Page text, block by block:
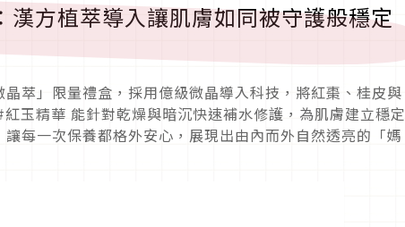
漢方植萃導入讓肌膚如同被守護般穩定
萃」限量禮盒，採用億級微晶導入科技，將紅棗、桂皮與
玉精華 能針對乾燥與暗沉快速補水修護，為肌膚建立穩定
每一次保養都格外安心，展現出由內而外自然透亮的「媽